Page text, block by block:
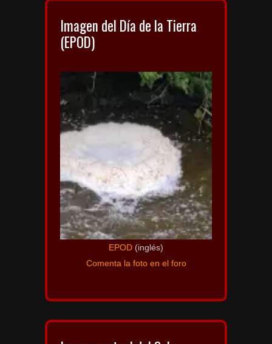
Imagen del Día de la Tierra
(EPOD)
EPOD (inglés)
Comenta la foto en el foro